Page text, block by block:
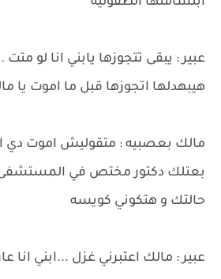
عبير : يبقى تتجوزها يابني انا لو
هيبهدلها اتجوزها قبل ما اموت يا
مالك بعصبيه : متقوليش اموت دي
بعتلك دكتور مختص في المستشفى
حالتك و هتكوني كويسه
عبير : مالك اعتبرني غزل ...ابني انا